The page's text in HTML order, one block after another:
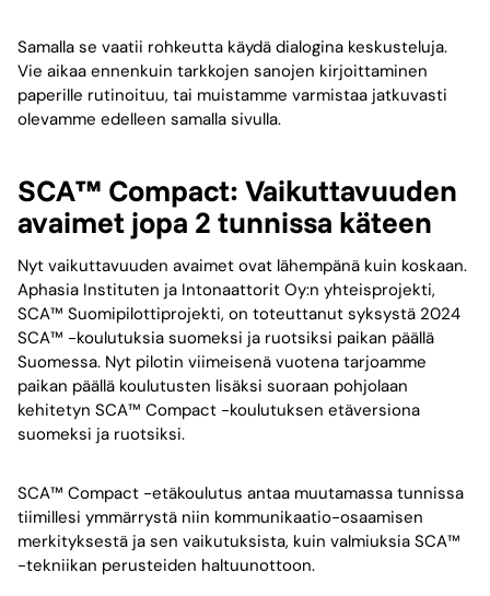
Samalla se vaatii rohkeutta käydä dialogina keskusteluja.
Vie aikaa ennenkuin tarkkojen sanojen kirjoittaminen
paperille rutinoituu, tai muistamme varmistaa jatkuvasti
olevamme edelleen samalla sivulla.
SCA™ Compact: Vaikuttavuuden
avaimet jopa 2 tunnissa käteen
Nyt vaikuttavuuden avaimet ovat lähempänä kuin koskaan.
Aphasia Instituten ja Intonaattorit Oy:n yhteisprojekti,
SCA™ Suomipilottiprojekti, on toteuttanut syksystä 2024
SCA™ -koulutuksia suomeksi ja ruotsiksi paikan päällä
Suomessa. Nyt pilotin viimeisenä vuotena tarjoamme
paikan päällä koulutusten lisäksi suoraan pohjolaan
kehitetyn SCA™ Compact -koulutuksen etäversiona
suomeksi ja ruotsiksi.
SCA™ Compact -etäkoulutus antaa muutamassa tunnissa
tiimillesi ymmärrystä niin kommunikaatio-osaamisen
merkityksestä ja sen vaikutuksista, kuin valmiuksia SCA™
-tekniikan perusteiden haltuunottoon.